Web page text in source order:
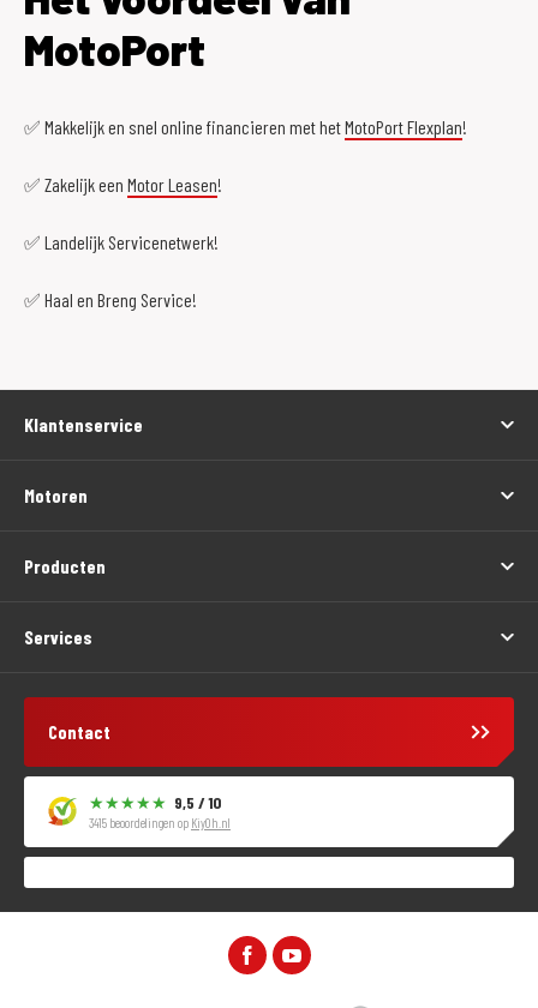
MotoPort
✅ Makkelijk en snel online financieren met hetMotoPort Flexplan!
✅ Zakelijk een Motor Leasen!
✅ Landelijk Servicenetwerk!
✅ Haal en Breng Service!
Klantenservice
Motoren
Producten
Services
Contact
9,5 / 10
3415 beoordelingen op KiyOh.nl